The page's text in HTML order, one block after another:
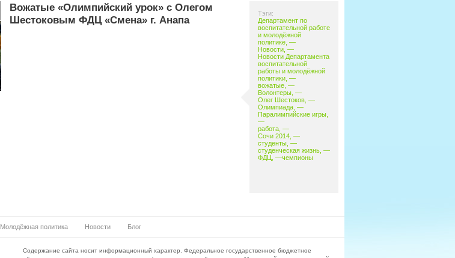
Тэги:
Департамент по
воспитательной работе
и молодёжной
политике, —
Новости, —
Новости Департамента
воспитательной
работы и молодёжной
политики, —
вожатые, —
Волонтеры, —
Олег Шестоков, —
Олимпиада, —
Паралимпийские игры,
—
работа, —
Сочи 2014, —
студенты, —
студенческая жизнь, —
ФДЦ , —чемпионы
Вожатые «Олимпийский урок» с Олегом
Шестоковым ФДЦ «Смена» г. Анапа
Молодёжная политика Новости Блог
Содержание сайта носит информационный характер. Федеральное государственное бюджетное